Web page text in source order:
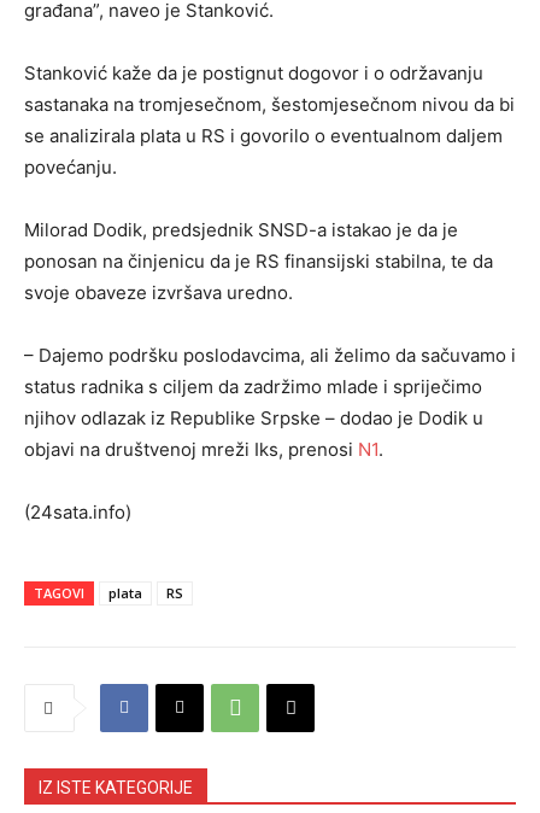
građana”, naveo je Stanković.
Stanković kaže da je postignut dogovor i o održavanju
sastanaka na tromjesečnom, šestomjesečnom nivou da bi
se analizirala plata u RS i govorilo o eventualnom daljem
povećanju.
Milorad Dodik, predsjednik SNSD-a istakao je da je
ponosan na činjenicu da je RS finansijski stabilna, te da
svoje obaveze izvršava uredno.
– Dajemo podršku poslodavcima, ali želimo da sačuvamo i
status radnika s ciljem da zadržimo mlade i spriječimo
njihov odlazak iz Republike Srpske – dodao je Dodik u
objavi na društvenoj mreži Iks, prenosi N1.
(24sata.info)
TAGOVI plata RS
IZ ISTE KATEGORIJE